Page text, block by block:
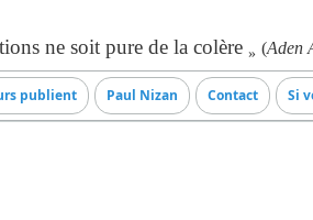
ne soit pure de la colère » (Aden
publient Paul Nizan Contact Si